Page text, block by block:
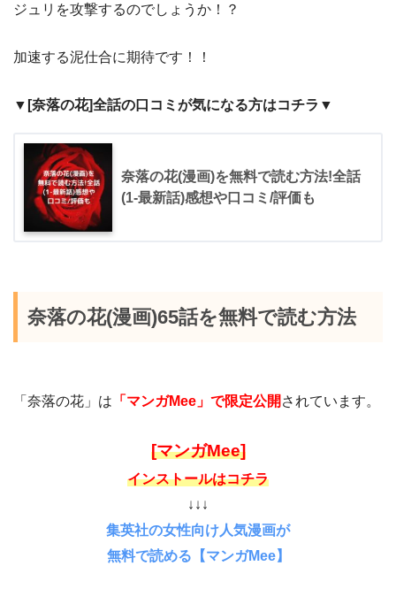
ジュリを攻撃するのでしょうか！？
加速する泥仕合に期待です！！
▼[奈落の花]全話の口コミが気になる方はコチラ▼
奈落の花(漫画)を無料で読む方法!全話
(1-最新話)感想や口コミ/評価も
奈落の花(漫画)65話を無料で読む方法
「奈落の花」は 「マンガMee」で限定公開 されています。
[マンガMee]
インストールはコチラ
↓↓↓
集英社の女性向け人気漫画が
無料で読める【マンガMee】